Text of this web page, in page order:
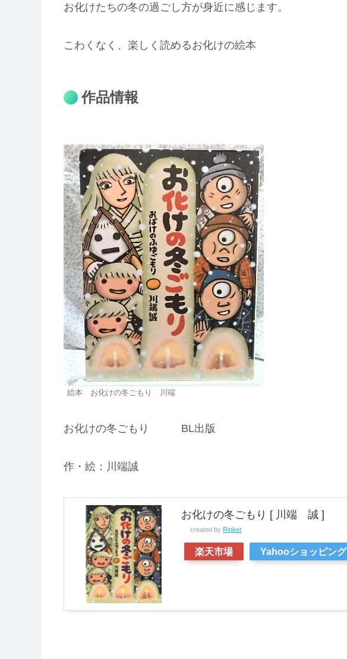
お化けたちの冬の過ごし方が身近に感じます。
こわくなく、楽しく読めるお化けの絵本
作品情報
絵本 お化けの冬ごもり 川端
お化けの冬ごもり BL出版
作・絵：川端誠
お化けの冬ごもり [ 川端 誠 ]
created by Rinker
楽天市場 Yahooショッピング